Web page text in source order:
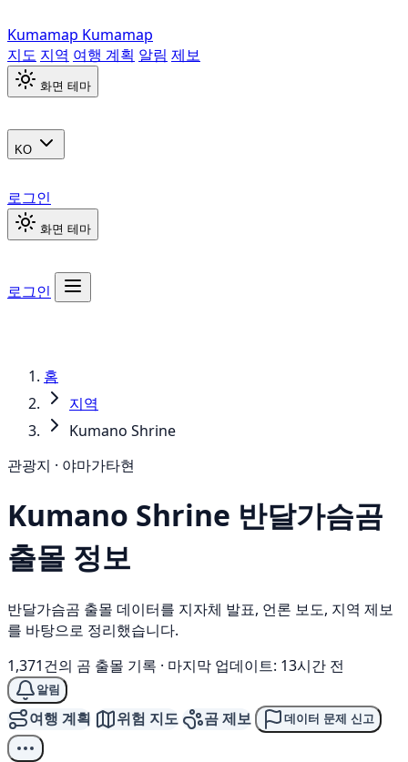
Kumamap Kumamap
지도 지역 여행 계획 알림 제보
화면 테마
KO
로그인
화면 테마
로그인
홈
지역
Kumano Shrine
관광지 · 야마가타현
Kumano Shrine 반달가슴곰
출몰 정보
반달가슴곰 출몰 데이터를 지자체 발표, 언론 보도, 지역 제보
를 바탕으로 정리했습니다.
1,371건의 곰 출몰 기록 · 마지막 업데이트: 13시간 전
알림
여행 계획 위험 지도 곰 제보 데이터 문제 신고